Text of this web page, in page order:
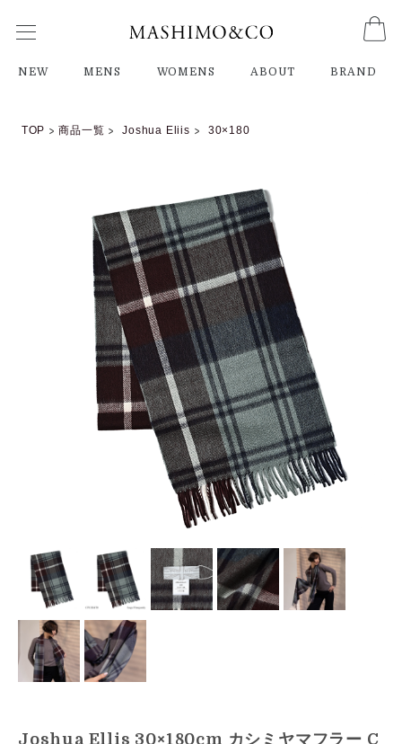
NEW MENS WOMENS ABOUT BRAND
TOP 商品一覧 Joshua Eliis 30×180
Joshua Ellis 30×180cm カシミヤマフラー C